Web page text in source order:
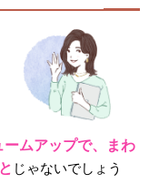
ームアップで、まわ
じゃないでしょう